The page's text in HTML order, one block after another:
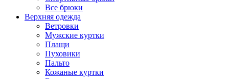
Все брюки
Верхняя одежда
Ветровки
Мужские куртки
Плащи
Пуховики
Пальто
Кожаные куртки